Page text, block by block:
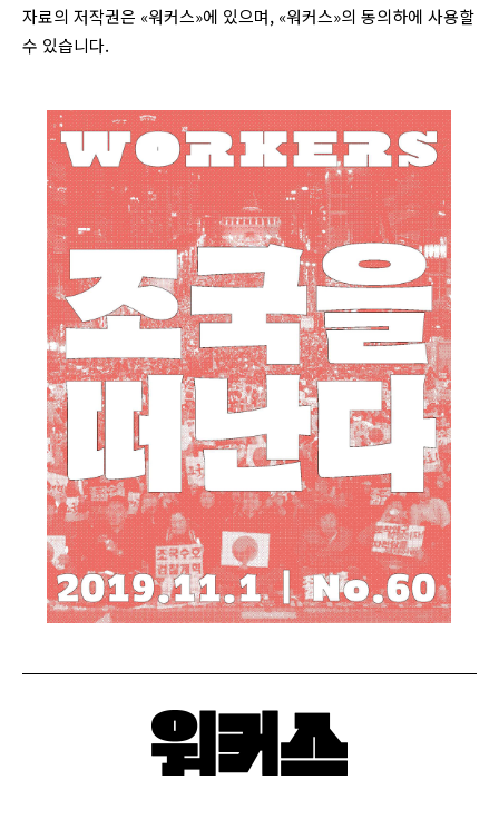
자료의 저작권은 «워커스»에 있으며, «워커스»의 동의하에 사용할
수 있습니다.